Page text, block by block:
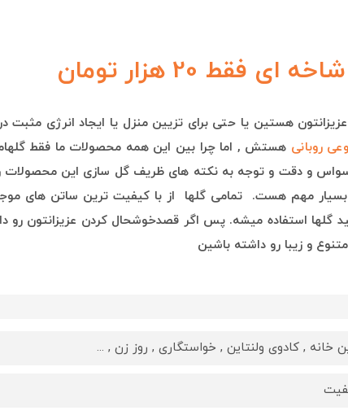
شاخه ای فقط 20 هزار تومان
هستین یا حتی برای تزیین منزل یا ایجاد انرژی
روبانی هستش , اما چرا بین این همه محصولات ما فقط
و دقت و توجه به نکته های ظریف گل سازی این
بسیار مهم هست. تمامی گلها از با کیفیت ترین ساتن های
گلها استفاده میشه. پس اگر قصدخوشحال کردن عزیزانتون رو
و زیبا رو داشته باشین
خانه , کادوی ولنتاین , خواستگاری , روز زن , ...